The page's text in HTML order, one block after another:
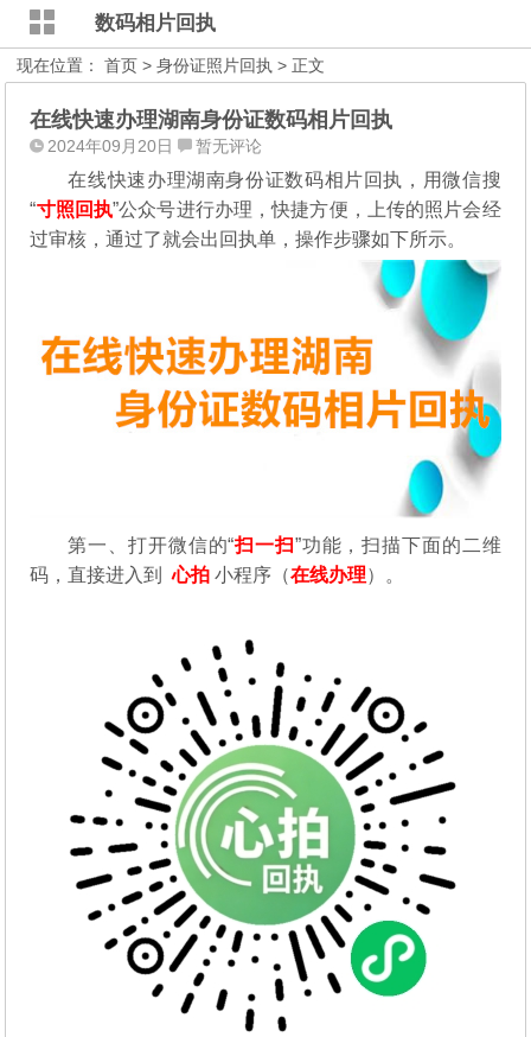
数码相片回执
现在位置：首页 >身份证照片回执 > 正文
在线快速办理湖南身份证数码相片回执
2024年09月20日 暂无评论
在线快速办理湖南身份证数码相片回执，用微信搜
“寸照回执”公众号进行办理，快捷方便，上传的照片会经
过审核，通过了就会出回执单，操作步骤如下所示。
第一、打开微信的“扫一扫”功能，扫描下面的二维
码，直接进入到心拍 小程序（在线办理）。